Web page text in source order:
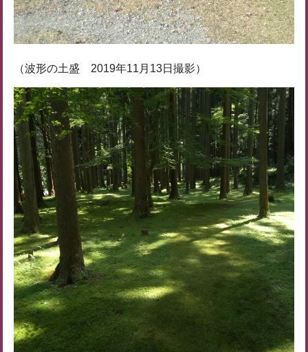
（波形の土盛 2019年11月13日撮影）